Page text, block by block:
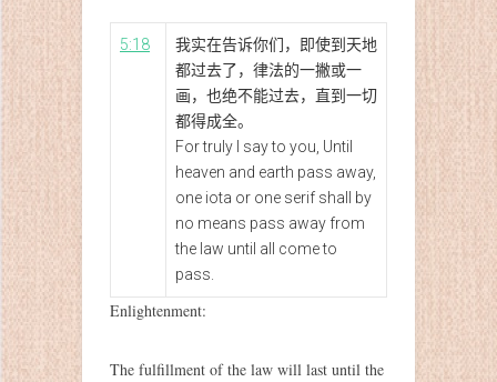
5:18
我实在告诉你们，即使到天地
都过去了，律法的一撇或一
画，也绝不能过去，直到一切
都得成全。
For truly I say to you, Until
heaven and earth pass away,
one iota or one serif shall by
no means pass away from
the law until all come to
pass.
Enlightenment:
The fulfillment of the law will last until the